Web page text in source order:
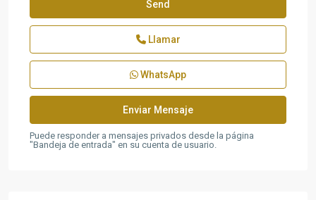
Llamar
WhatsApp
Puede responder a mensajes privados desde la página
"Bandeja de entrada" en su cuenta de usuario.